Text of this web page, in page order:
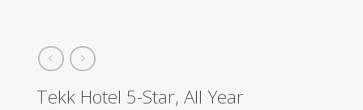
Tekk Hotel 5-Star, All Year